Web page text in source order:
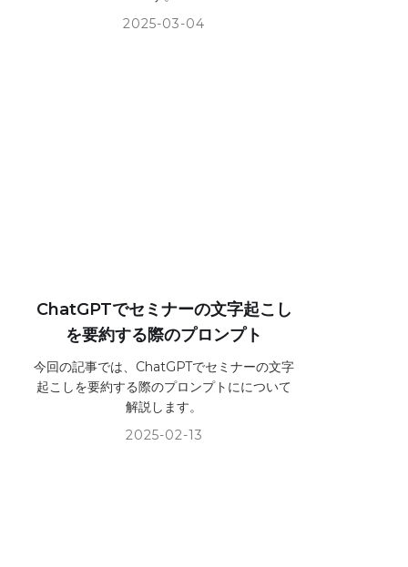
2025-03-04
ChatGPTでセミナーの文字起こし
を要約する際のプロンプト
今回の記事では、ChatGPTでセミナーの文字
起こしを要約する際のプロンプトにについて
解説します。
2025-02-13